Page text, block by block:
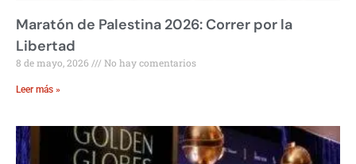
Maratón de Palestina 2026: Correr por la
Libertad
8 de mayo, 2026 No hay comentarios
Leer más »